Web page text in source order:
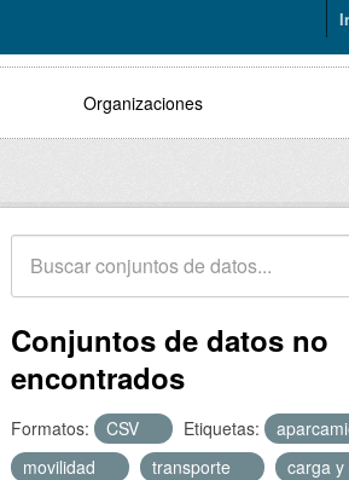
Organizaciones
Conjuntos de datos no
encontrados
Formatos: CSV Etiquetas:
movilidad
transporte carga